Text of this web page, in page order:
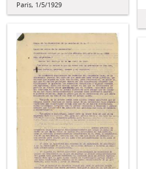
París, 1/5/1929